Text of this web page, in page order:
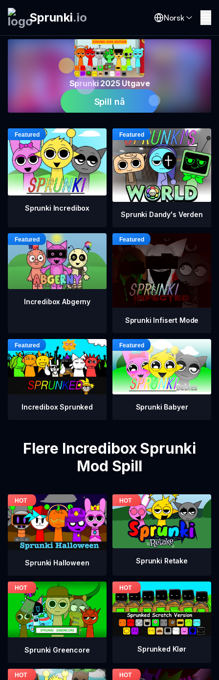
Sprunki.io Norsk
Sprunki 2025 Utgave
Spill nå
Sprunki Incredibox
Sprunki Dandy's Verden
Incredibox Abgerny
Sprunki Infisert Mode
Incredibox Sprunked Sprunki Babyer
Flere Incredibox Sprunki
Mod Spill
Sprunki Halloween Sprunki Retake
Sprunki Greencore Sprunked Klør